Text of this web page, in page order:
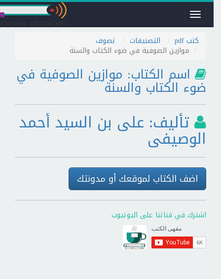
Toggle
navigation
كتب pdf
التصنيفات تصوف
موازين الصوفية في ضوء الكتاب والسنة
اسم الكتاب: موازين الصوفية في
ضوء الكتاب والسنة
تأليف: على بن السيد أحمد
الوصيفى
اضف الكتاب لموقعك أو مدونتك
اشترك في قناتنا على اليوتيوب